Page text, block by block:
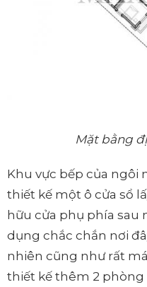
Mặt bằng
Khu vực bếp của ngôi
thiết kế một ô cửa sổ
hữu cửa phụ phía sau
dụng chắc chắn nơi
nhiên cũng như rất
thiết kế thêm 2